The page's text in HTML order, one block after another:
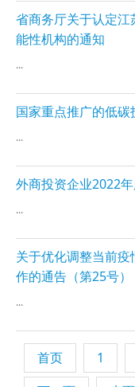
省商务厅关于认定
能性机构的通知
...
国家重点推广的低
...
外商投资企业2022
...
关于优化调整当前
作的通告（第25号）
...
首页 1